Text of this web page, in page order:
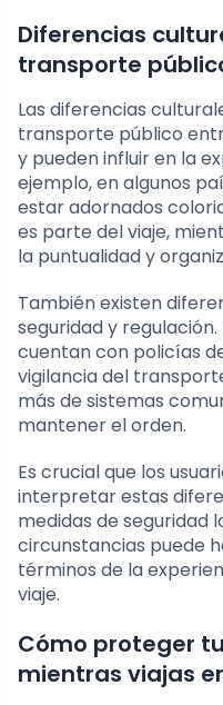
Diferencias
transporte
Las diferencias
transporte público
y pueden influir en la
ejemplo, en algunos
estar adornados
es parte del viaje,
la puntualidad y
También existen
seguridad y
cuentan con policías
vigilancia del
más de sistemas
mantener el orden.
Es crucial que los
interpretar estas
medidas de seguridad
circunstancias puede
términos de la
viaje.
Cómo proteger
mientras viajas